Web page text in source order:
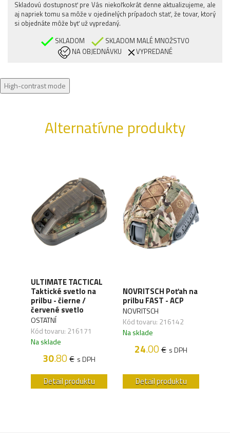
Skladovú dostupnosť pre Vás niekoľkokrát denne aktualizujeme, ale
aj napriek tomu sa môže v ojedinelých prípadoch stať, že tovar, ktorý
si objednáte môže byť už vypredaný.
SKLADOM
SKLADOM MALÉ MNOŽSTVO
NA OBJEDNÁVKU
VYPREDANÉ
High-contrast mode
Alternatívne produkty
ULTIMATE TACTICAL
Taktické svetlo na
prilbu - čierne /
červené svetlo
OSTATNÍ
Kód tovaru: 216171
Na sklade
30.80€ s DPH
Detail produktu
NOVRITSCH Poťah na
prilbu FAST - ACP
NOVRITSCH
Kód tovaru: 216142
Na sklade
24.00€ s DPH
Detail produktu